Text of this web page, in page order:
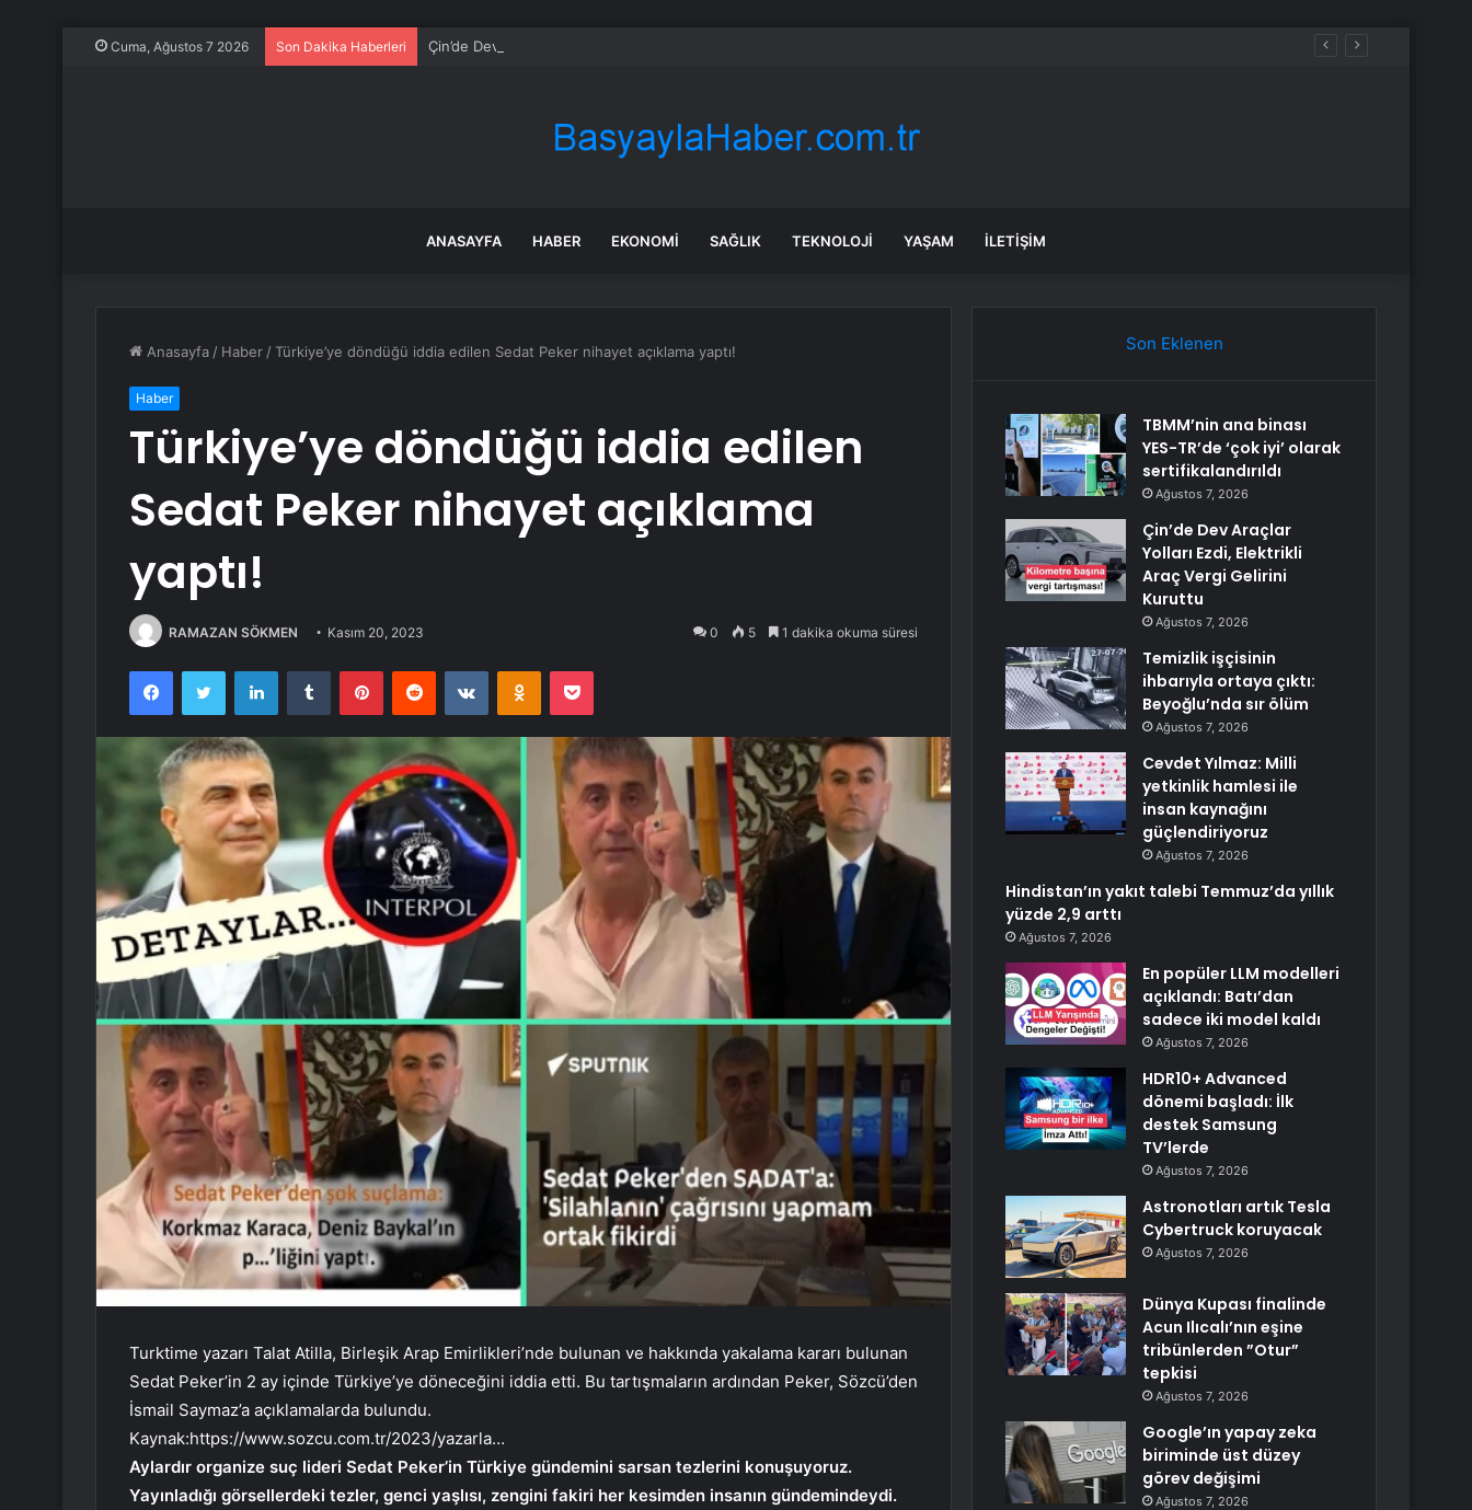
Cuma, Ağustos 7 2026 Son Dakika Haberleri Çin’de Dev Araçlar Yolları Ezdi, Elektrikli Araç Vergi Gelirini Kuruttu
ANASAYFA HABER EKONOMI SAĞLIK TEKNOLOJI YAŞAM İLETIŞIM
Anasayfa / Haber /Türkiye’ye döndüğü iddia edilen Sedat Peker nihayet açıklama yaptı!
Haber
Türkiye’ye döndüğü iddia edilen
Sedat Peker nihayet açıklama
yaptı!
RAMAZAN SÖKMEN Kasım 20, 2023 0 5 1 dakika okuma süresi
FacebookTwitter LinkedInTumblr PinterestReddit VKontakteOdnoklassniki
Pocket
Turktime yazarı Talat Atilla, Birleşik Arap Emirlikleri’nde bulunan ve hakkında yakalama kararı bulunan
Sedat Peker’in 2 ay içinde Türkiye’ye döneceğini iddia etti. Bu tartışmaların ardından Peker, Sözcü’den
İsmail Saymaz’a açıklamalarda bulundu.
Kaynak:https://www.sozcu.com.tr/2023/yazarla…
Aylardır organize suç lideri Sedat Peker’in Türkiye gündemini sarsan tezlerini konuşuyoruz.
Yayınladığı görsellerdeki tezler, genci yaşlısı, zengini fakiri her kesimden insanın gündemindeydi.
Son Eklenen
TBMM’nin ana binası
YES-TR’de ‘çok iyi’ olarak
sertifikalandırıldı
Ağustos 7, 2026
Çin’de Dev Araçlar
Yolları Ezdi, Elektrikli
Araç Vergi Gelirini
Kuruttu
Ağustos 7, 2026
Temizlik işçisinin
ihbarıyla ortaya çıktı:
Beyoğlu’nda sır ölüm
Ağustos 7, 2026
Cevdet Yılmaz: Milli
yetkinlik hamlesi ile
insan kaynağını
güçlendiriyoruz
Ağustos 7, 2026
Hindistan’ın yakıt talebi Temmuz’da yıllık
yüzde 2,9 arttı
Ağustos 7, 2026
En popüler LLM modelleri
açıklandı: Batı’dan
sadece iki model kaldı
Ağustos 7, 2026
HDR10+ Advanced
dönemi başladı: İlk
destek Samsung
TV’lerde
Ağustos 7, 2026
Astronotları artık Tesla
Cybertruck koruyacak
Ağustos 7, 2026
Dünya Kupası finalinde
Acun Ilıcalı’nın eşine
tribünlerden ”Otur”
tepkisi
Ağustos 7, 2026
Google’ın yapay zeka
biriminde üst düzey
görev değişimi
Ağustos 7, 2026